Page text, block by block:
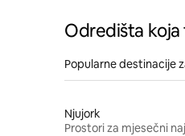
Odredišta
Popularne destinacije
Njujork
Prostori za mjesečni